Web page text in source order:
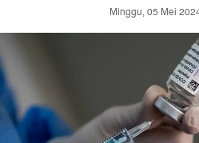
Minggu, 05 Mei